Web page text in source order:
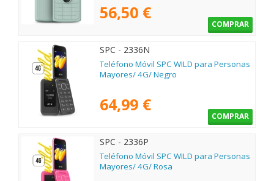
56,50 €
COMPRAR
SPC - 2336N
Teléfono Móvil SPC WILD para Personas
Mayores/ 4G/ Negro
64,99 €
COMPRAR
SPC - 2336P
Teléfono Móvil SPC WILD para Personas
Mayores/ 4G/ Rosa